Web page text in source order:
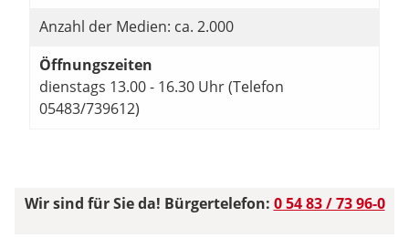
Anzahl der Medien: ca. 2.000
Öffnungszeiten
dienstags 13.00 - 16.30 Uhr (Telefon
05483/739612)
Wir sind für Sie da! Bürgertelefon: 0 54 83 / 73 96-0